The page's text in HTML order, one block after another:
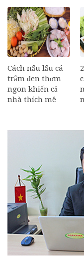
Cách nấu lẩu cá
trắm đen thơm
ngon khiến cả
nhà thích mê